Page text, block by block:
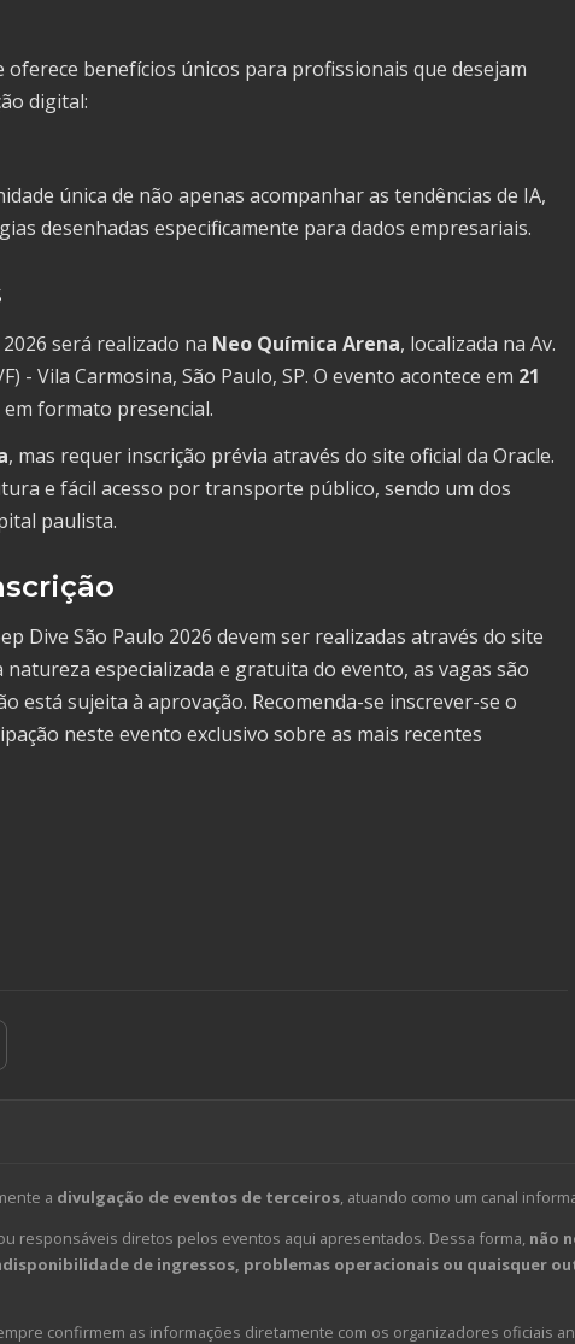
oferece benefícios únicos para profissionais que desejam
digital:
única de não apenas acompanhar as tendências de IA,
desenhadas especificamente para dados empresariais.
será realizado na Neo Química Arena, localizada na Av.
- Vila Carmosina, São Paulo, SP. O evento acontece em 21
em formato presencial.
, mas requer inscrição prévia através do site oficial da Oracle.
e fácil acesso por transporte público, sendo um dos
paulista.
Dive São Paulo 2026 devem ser realizadas através do site
natureza especializada e gratuita do evento, as vagas são
está sujeita à aprovação. Recomenda-se inscrever-se o
neste evento exclusivo sobre as mais recentes
a divulgação de eventos de terceiros, atuando como um canal
responsáveis diretos pelos eventos aqui apresentados. Dessa forma, não
de ingressos, problemas operacionais ou quaisquer
confirmem as informações diretamente com os organizadores oficiais